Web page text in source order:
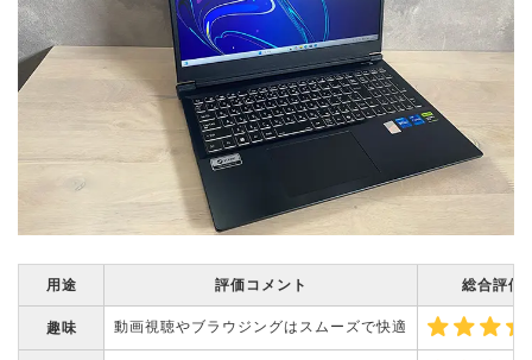
用途 評価コメント 総合評価
趣味 動画視聴やブラウジングはスムーズで快適